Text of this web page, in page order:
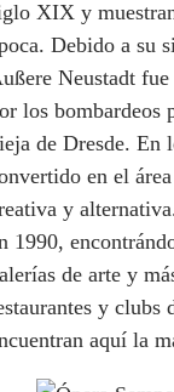
XIX y
Debido a su
Neustadt
los bombardeos
de Dresde. En
en el
y
1990,
de arte y
y clubs
aquí la